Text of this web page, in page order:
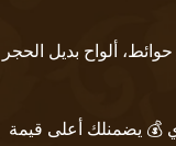
حوائط، ألواح بديل الحجر
💰 يضمنلك أعلى قيمة